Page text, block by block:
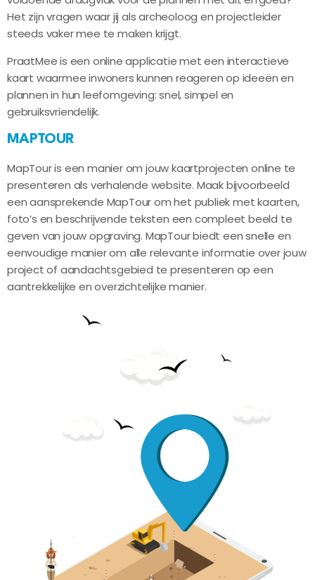
Het zijn vragen waar jij als archeoloog en projectleider
steeds vaker mee te maken krijgt.
PraatMee is een online applicatie met een interactieve
kaart waarmee inwoners kunnen reageren op ideeën en
plannen in hun leefomgeving: snel, simpel en
gebruiksvriendelijk.
MAPTOUR
MapTour is een manier om jouw kaartprojecten online te
presenteren als verhalende website. Maak bijvoorbeeld
een aansprekende MapTour om het publiek met kaarten,
foto’s en beschrijvende teksten een compleet beeld te
geven van jouw opgraving. MapTour biedt een snelle en
eenvoudige manier om alle relevante informatie over jouw
project of aandachtsgebied te presenteren op een
aantrekkelijke en overzichtelijke manier.